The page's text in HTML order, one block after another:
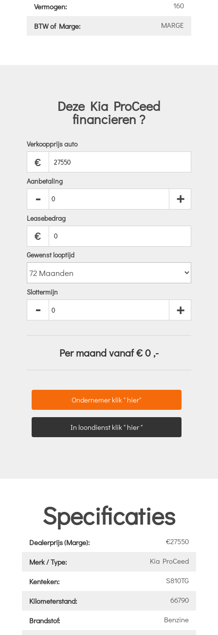
Vermogen: 160
BTW of Marge: MARGE
Deze Kia ProCeed
financieren ?
Verkoopprijs auto
€
Aanbetaling
- +
Leasebedrag
€
Gewenst looptijd
Slottermijn
- +
Per maand vanaf €0 ,-
Ondernemer klik " hier"
In loondienst klik " hier "
Specificaties
Dealerprijs (Marge): €27550
Merk / Type: Kia ProCeed
Kenteken: S810TG
Kilometerstand: 66790
Brandstof:
Benzine